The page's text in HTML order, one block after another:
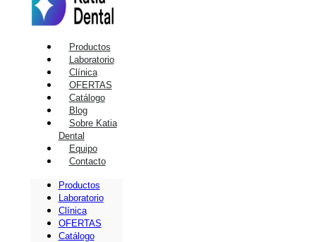
Productos
Laboratorio
Clínica
OFERTAS
Catálogo
Blog
Sobre Katia
Dental
Equipo
Contacto
Productos
Laboratorio
Clínica
OFERTAS
Catálogo